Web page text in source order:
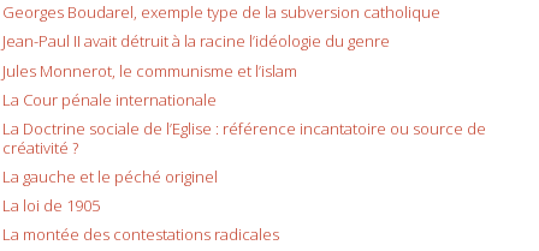
Georges Boudarel, exemple type de la subversion catholique
Jean-Paul II avait détruit à la racine l’idéologie du genre
Jules Monnerot, le communisme et l’islam
La Cour pénale internationale
La Doctrine sociale de l’Eglise : référence incantatoire ou source de
créativité ?
La gauche et le péché originel
La loi de 1905
La montée des contestations radicales